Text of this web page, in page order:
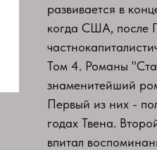
развивается в
когда США, после
Том 4. Романы
знаменитейший
Первый из них -
годах Твена.
впитал